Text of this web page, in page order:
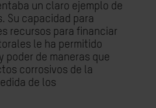
un claro ejemplo de
Su capacidad para
recursos para financiar
le ha permitido
poder de maneras que
corrosivos de la
de los